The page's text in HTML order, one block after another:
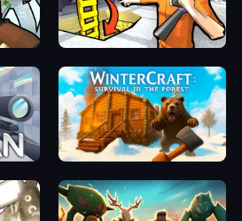
Grand Escape: Prison
WinterCraft: Survival in the Forest